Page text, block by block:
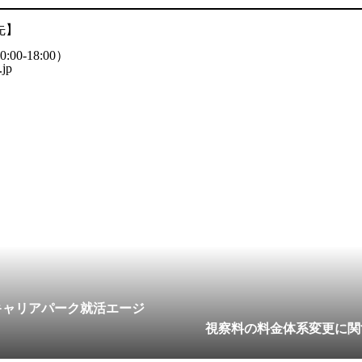
18:00）
リアパーク就活エージ
視察料の料金体系変更に